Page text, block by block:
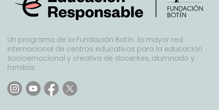
Un programa de la Fundación Botín: la mayor red
internacional de centros educativos para la educación
socioemocional y creativa de docentes, alumnado y
familias.